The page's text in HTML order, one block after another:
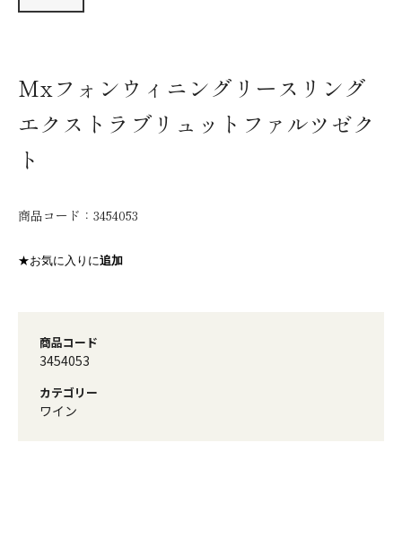
Mxフォンウィニングリースリング
エクストラブリュットファルツゼク
ト
商品コード： 3454053
★お気に入りに追加
商品コード
3454053
カテゴリー
ワイン